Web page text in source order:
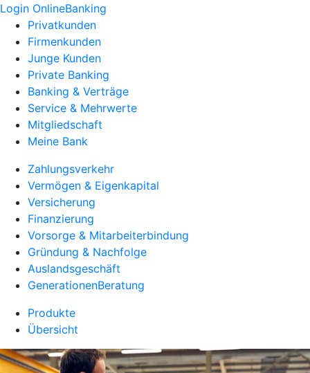
Login OnlineBanking
Privatkunden
Firmenkunden
Junge Kunden
Private Banking
Banking & Verträge
Service & Mehrwerte
Mitgliedschaft
Meine Bank
Zahlungsverkehr
Vermögen & Eigenkapital
Versicherung
Finanzierung
Vorsorge & Mitarbeiterbindung
Gründung & Nachfolge
Auslandsgeschäft
GenerationenBeratung
Produkte
Übersicht